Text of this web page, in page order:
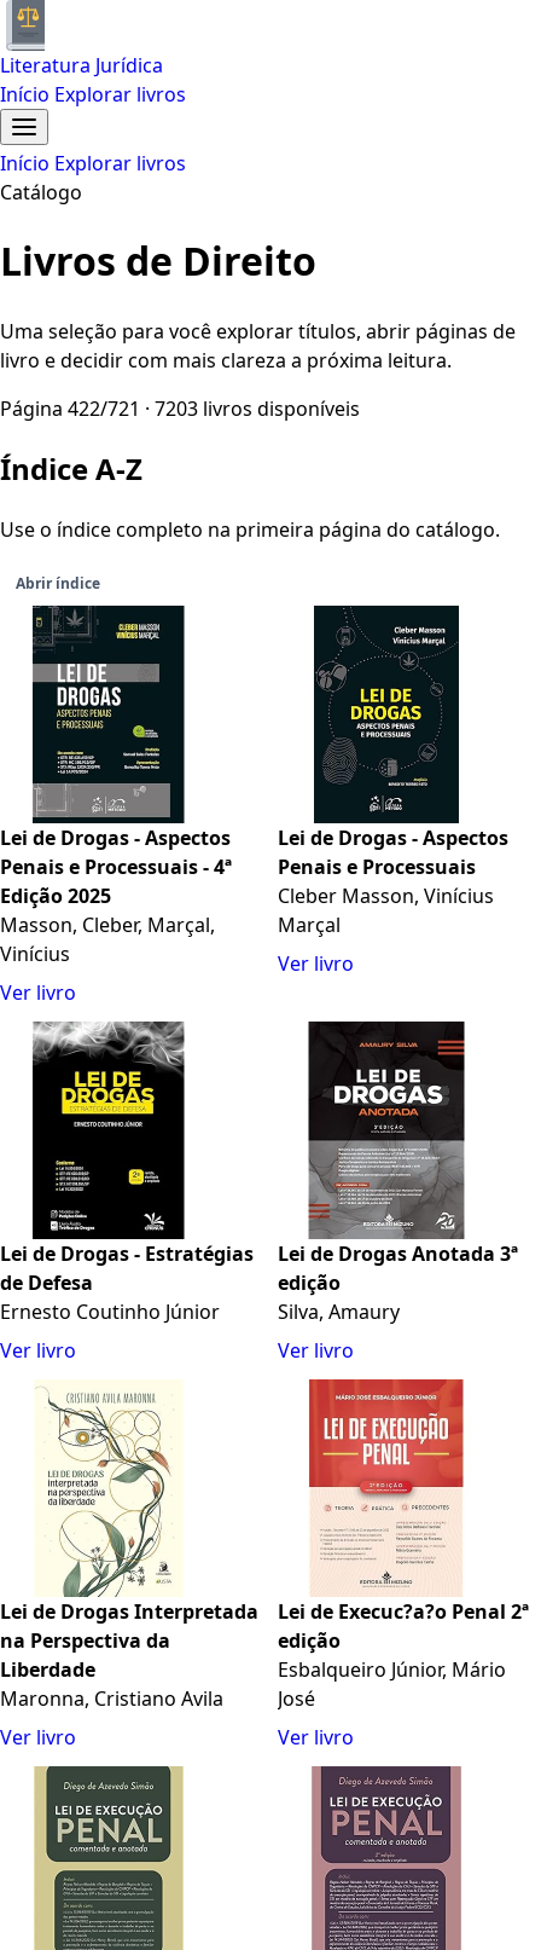
Literatura Jurídica
Início Explorar livros
Início Explorar livros
Catálogo
Livros de Direito
Uma seleção para você explorar títulos, abrir páginas de
livro e decidir com mais clareza a próxima leitura.
Página 422/721 · 7203 livros disponíveis
Índice A-Z
Use o índice completo na primeira página do catálogo.
Abrir índice
Lei de Drogas - Aspectos
Penais e Processuais - 4ª
Edição 2025
Masson, Cleber, Marçal,
Vinícius
Ver livro
Lei de Drogas - Aspectos
Penais e Processuais
Cleber Masson, Vinícius
Marçal
Ver livro
Lei de Drogas - Estratégias
de Defesa
Ernesto Coutinho Júnior
Ver livro
Lei de Drogas Anotada 3ª
edição
Silva, Amaury
Ver livro
Lei de Drogas Interpretada
na Perspectiva da
Liberdade
Maronna, Cristiano Avila
Ver livro
Lei de Execuc?a?o Penal 2ª
edição
Esbalqueiro Júnior, Mário
José
Ver livro